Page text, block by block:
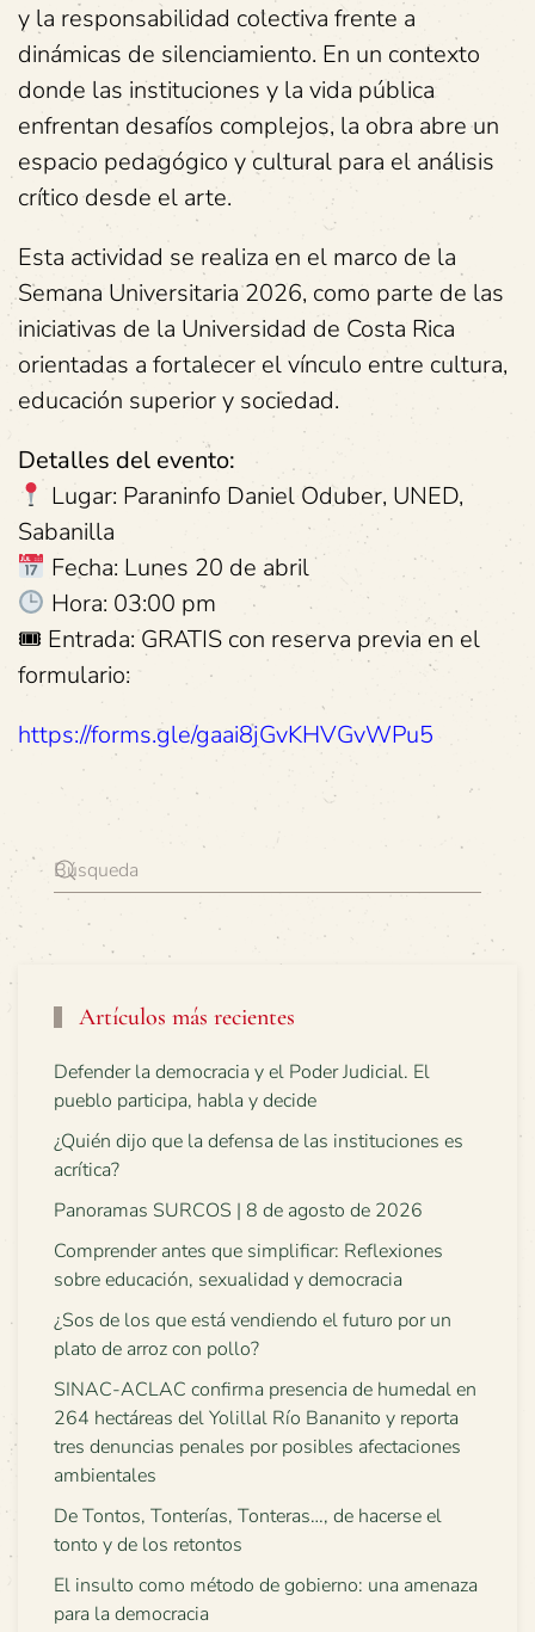
y la responsabilidad colectiva frente a
dinámicas de silenciamiento. En un contexto
donde las instituciones y la vida pública
enfrentan desafíos complejos, la obra abre un
espacio pedagógico y cultural para el análisis
crítico desde el arte.
Esta actividad se realiza en el marco de la
Semana Universitaria 2026, como parte de las
iniciativas de la Universidad de Costa Rica
orientadas a fortalecer el vínculo entre cultura,
educación superior y sociedad.
Detalles del evento:
Lugar: Paraninfo Daniel Oduber, UNED,
Sabanilla
Fecha: Lunes 20 de abril
Hora: 03:00 pm
🎟 Entrada: GRATIS con reserva previa en el
formulario:
https://forms.gle/gaai8jGvKHVGvWPu5
Artículos más recientes
Defender la democracia y el Poder Judicial. El
pueblo participa, habla y decide
¿Quién dijo que la defensa de las instituciones es
acrítica?
Panoramas SURCOS | 8 de agosto de 2026
Comprender antes que simplificar: Reflexiones
sobre educación, sexualidad y democracia
¿Sos de los que está vendiendo el futuro por un
plato de arroz con pollo?
SINAC-ACLAC confirma presencia de humedal en
264 hectáreas del Yolillal Río Bananito y reporta
tres denuncias penales por posibles afectaciones
ambientales
De Tontos, Tonterías, Tonteras…, de hacerse el
tonto y de los retontos
El insulto como método de gobierno: una amenaza
para la democracia